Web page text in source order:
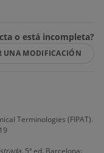
o está incompleta?
UNA MODIFICACIÓN
Terminologies (FIPAT).